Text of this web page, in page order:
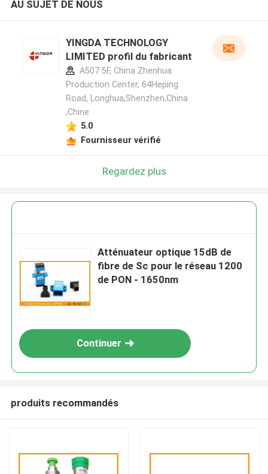
AU SUJET DE NOUS
YINGDA TECHNOLOGY
LIMITED profil du fabricant
A507 5F, China Zhenhua
Production Center, 64Heping
Road, Longhua,Shenzhen,China
,Chine
5.0
Fournisseur vérifié
Regardez plus
Atténuateur optique 15dB de
fibre de Sc pour le réseau 1200
de PON - 1650nm
Continuer
produits recommandés